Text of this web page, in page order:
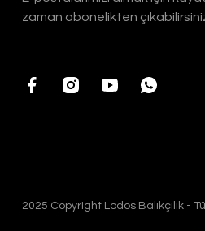
zaman abonelikten
2025 Copyright Lodos Balıkçılık -